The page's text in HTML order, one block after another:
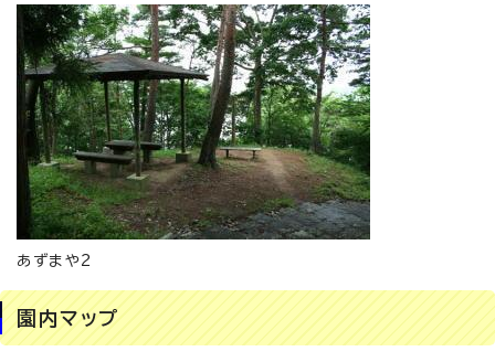
あずまや2
園内マップ